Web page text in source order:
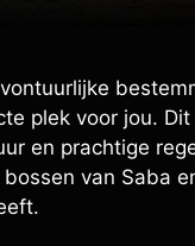
plek voor jou.
en prachtige
van Saba